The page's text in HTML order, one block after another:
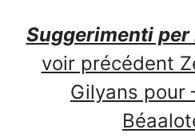
Suggerimenti
voir précédent
Gilyans pour